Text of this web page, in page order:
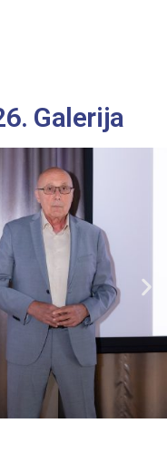
Galerija